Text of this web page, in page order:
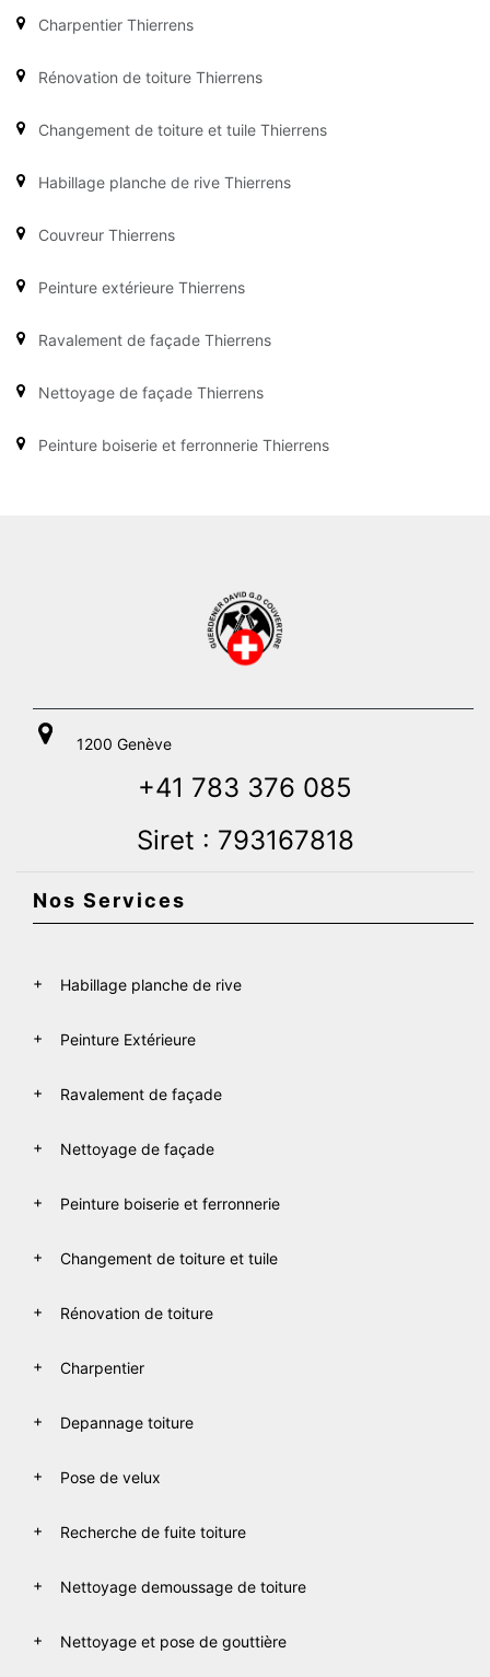
Charpentier Thierrens
Rénovation de toiture Thierrens
Changement de toiture et tuile Thierrens
Habillage planche de rive Thierrens
Couvreur Thierrens
Peinture extérieure Thierrens
Ravalement de façade Thierrens
Nettoyage de façade Thierrens
Peinture boiserie et ferronnerie Thierrens
1200 Genève
+41 783 376 085
Siret : 793167818
Nos Services
Habillage planche de rive
Peinture Extérieure
Ravalement de façade
Nettoyage de façade
Peinture boiserie et ferronnerie
Changement de toiture et tuile
Rénovation de toiture
Charpentier
Depannage toiture
Pose de velux
Recherche de fuite toiture
Nettoyage demoussage de toiture
Nettoyage et pose de gouttière